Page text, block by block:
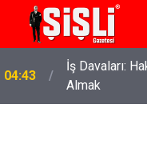
04:43
İş Davaları:
Almak